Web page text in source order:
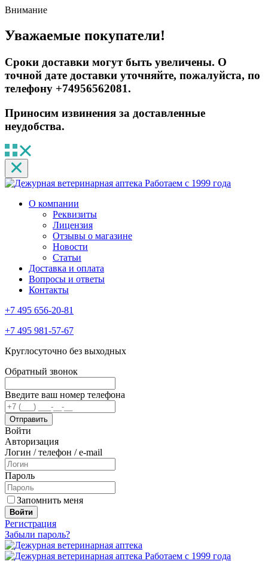
Внимание
Уважаемые покупатели!
Сроки доставки могут быть увеличены. О
точной дате доставки уточняйте, пожалуйста, по
телефону +74956562081.
Приносим извинения за доставленные
неудобства.
Работаем с 1999 года
О компании
Реквизиты
Лицензия
Отзывы о магазине
Новости
Статьи
Доставка и оплата
Вопросы и ответы
Контакты
+7 495 656-20-81
+7 495 981-57-67
Круглосуточно без выходных
Обратный звонок
Введите ваш номер телефона
Войти
Авторизация
Логин / телефон / e-mail
Пароль
Запомнить меня
Войти
Регистрация
Забыли пароль?
Работаем с 1999 года